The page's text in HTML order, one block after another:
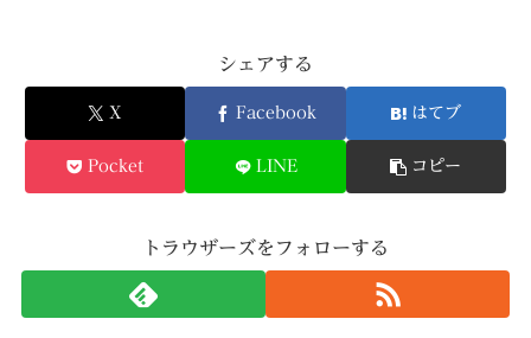
シェアする
X Facebook はてブ
Pocket LINE コピー
トラウザーズをフォローする